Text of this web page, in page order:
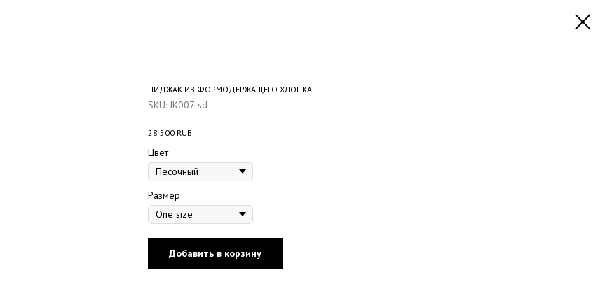
ПИДЖАК ИЗ ФОРМОДЕРЖАЩЕГО ХЛОПКА
SKU: JK007-sd
28 500 RUB
Цвет
Размер
Добавить в корзину